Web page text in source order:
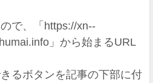
で、「https://xn--
」から始まるURL
るボタンを記事の下部に付